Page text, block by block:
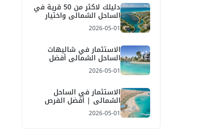
دليلك لاكثر من 50 قرية في
الساحل الشمالي واختيار
أفضل قرية للاستثمار
والمصيف
2026-05-01
الاستثمار في شاليهات
الساحل الشمالي أفضل
الفرص والعائد 2026
2026-05-01
الاستثمار في الساحل
الشمالي | أفضل الفرص
العقارية والعائد المتوقع
2026
2026-05-01